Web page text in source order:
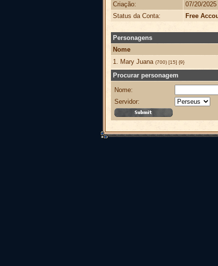
Criação:
07/20/
Status da Conta:
Free
Personagens
Nome
1. Mary Juana (700) [15] {9}
Procurar personagem
Nome:
Servidor: